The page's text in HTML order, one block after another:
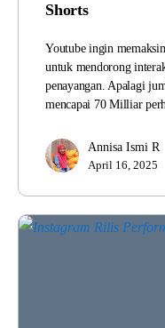
Shorts
Youtube ingin
untuk mendorong
penayangan. Apalagi
mencapai 70 Milliar
Annisa Ismi R
April 16, 2025